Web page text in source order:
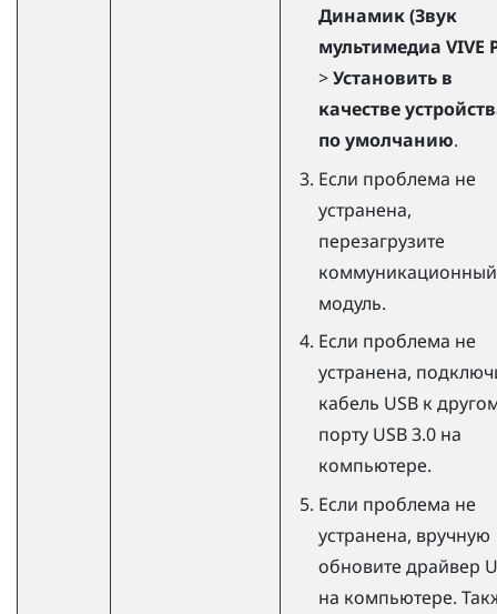
Динамик (Звук
мультимедиа VIVE
>Установить в
качестве
по умолчанию.
Если проблема не
устранена,
перезагрузите
коммуникационный
модуль.
Если проблема не
устранена,
кабель USB к
порту USB 3.0 на
компьютере.
Если проблема не
устранена, вручную
обновите драйвер
на компьютере.